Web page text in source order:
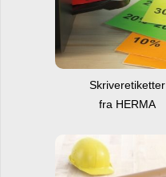
Skriveretiketter
fra HERMA